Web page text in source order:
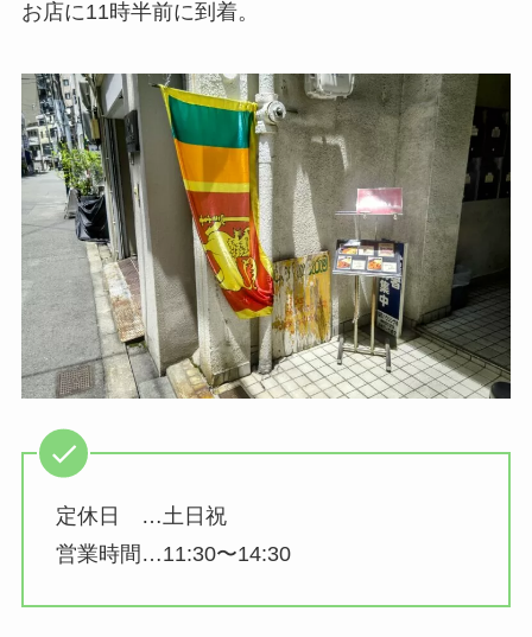
お店に11時半前に到着。
定休日 …土日祝
営業時間…11:30〜14:30